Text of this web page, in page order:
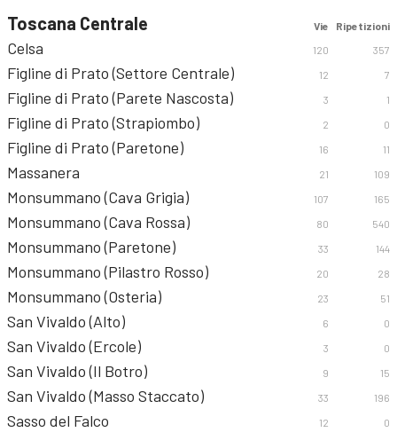
Toscana Centrale Vie Ripetizioni
Celsa 120 357
Figline di Prato (Settore Centrale) 12 7
Figline di Prato (Parete Nascosta) 3 1
Figline di Prato (Strapiombo) 2 0
Figline di Prato (Paretone) 16 11
Massanera 21 109
Monsummano (Cava Grigia) 107 165
Monsummano (Cava Rossa) 80 540
Monsummano (Paretone) 33 144
Monsummano (Pilastro Rosso) 20 28
Monsummano (Osteria) 23 51
San Vivaldo (Alto) 6 0
San Vivaldo (Ercole) 3 0
San Vivaldo (Il Botro) 9 15
San Vivaldo (Masso Staccato) 33 196
Sasso del Falco 12 0